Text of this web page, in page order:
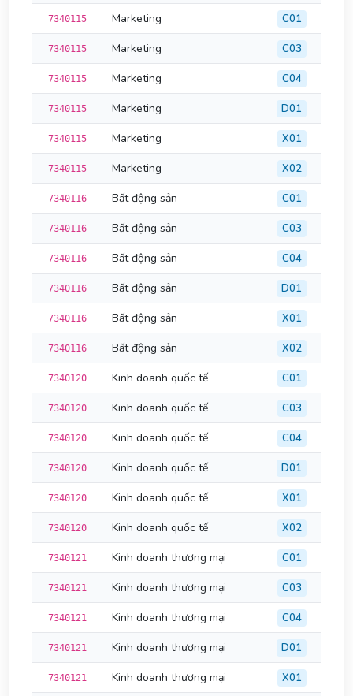
7340115 Marketing C01
7340115 Marketing C03
7340115 Marketing C04
7340115 Marketing D01
7340115 Marketing X01
7340115 Marketing X02
7340116 Bất động sản C01
7340116 Bất động sản C03
7340116 Bất động sản C04
7340116 Bất động sản D01
7340116 Bất động sản X01
7340116 Bất động sản X02
7340120 Kinh doanh quốc tế C01
7340120 Kinh doanh quốc tế C03
7340120 Kinh doanh quốc tế C04
7340120 Kinh doanh quốc tế D01
7340120 Kinh doanh quốc tế X01
7340120 Kinh doanh quốc tế X02
7340121 Kinh doanh thương mại C01
7340121 Kinh doanh thương mại C03
7340121 Kinh doanh thương mại C04
7340121 Kinh doanh thương mại D01
7340121 Kinh doanh thương mại X01